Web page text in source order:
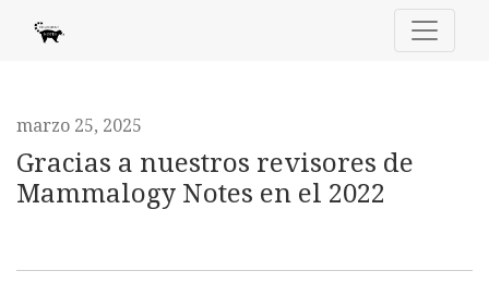
Gracias a nuestros revisores de Mammalogy Notes en el
marzo 25, 2025
Gracias a nuestros revisores de
Mammalogy Notes en el 2022